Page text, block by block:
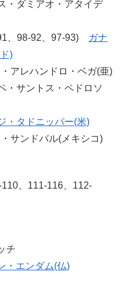
ダミアオ・アタイデ
、98-92、97-93)
ガナ
)
レハンドロ・ベガ(亜)
サントス・ペドロソ
・タドニッパー(米)
サンドバル(メキシコ)
、111-116、112-
チ
・エンダム(仏)